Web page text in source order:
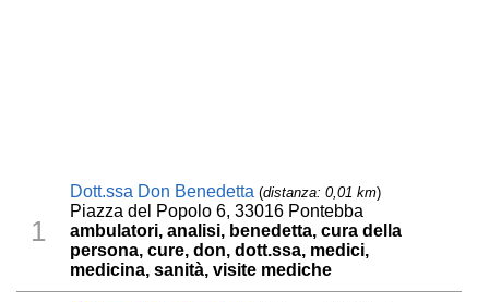
1
Dott.ssa Don Benedetta (distanza: 0,01 km)
Piazza del Popolo 6, 33016 Pontebba
ambulatori, analisi, benedetta, cura della
persona, cure, don, dott.ssa, medici,
medicina, sanità, visite mediche